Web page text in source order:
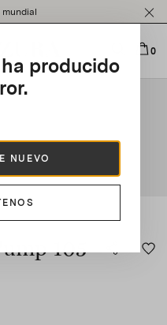
mundial
0
producido
NUEVO
slides. Activate any of
105